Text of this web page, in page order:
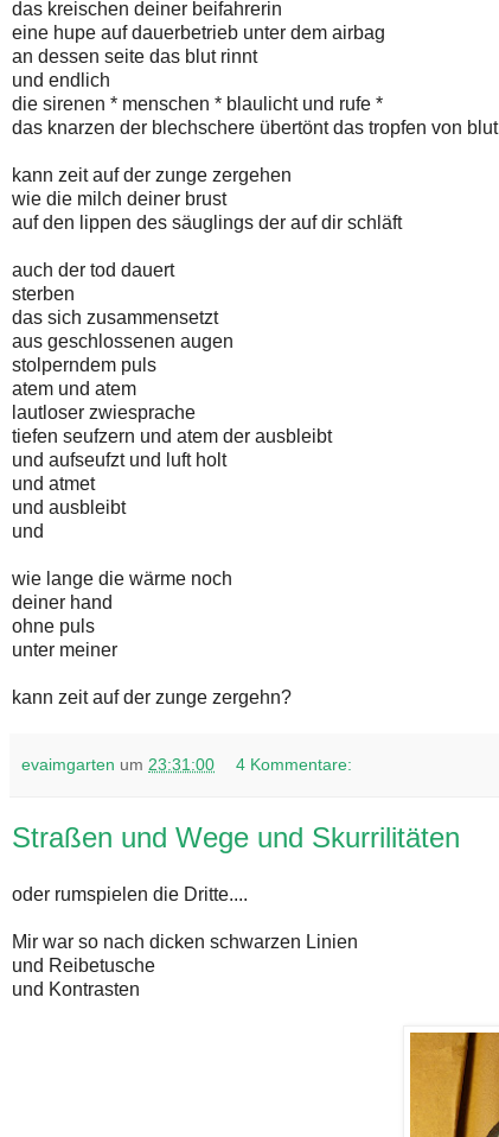
das kreischen deiner beifahrerin
eine hupe auf dauerbetrieb unter dem airbag
an dessen seite das blut rinnt
und endlich
die sirenen * menschen * blaulicht und rufe *
das knarzen der blechschere übertönt das tropfen von blut
kann zeit auf der zunge zergehen
wie die milch deiner brust
auf den lippen des säuglings der auf dir schläft
auch der tod dauert
sterben
das sich zusammensetzt
aus geschlossenen augen
stolperndem puls
atem und atem
lautloser zwiesprache
tiefen seufzern und atem der ausbleibt
und aufseufzt und luft holt
und atmet
und ausbleibt
und
wie lange die wärme noch
deiner hand
ohne puls
unter meiner
kann zeit auf der zunge zergehn?
evaimgarten um 23:31:00 4 Kommentare:
Straßen und Wege und Skurrilitäten
oder rumspielen die Dritte....
Mir war so nach dicken schwarzen Linien
und Reibetusche
und Kontrasten